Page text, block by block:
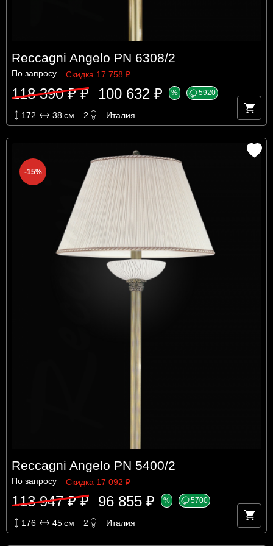
Reccagni Angelo PN 6308/2
По запросу Скидка 17 758 ₽
118 390 ₽ ₽ 100 632 ₽ % 5920
172 38см 2 Италия
-15%
Reccagni Angelo PN 5400/2
По запросу Скидка 17 092 ₽
113 947 ₽ ₽ 96 855 ₽ % 5700
176 45см 2 Италия